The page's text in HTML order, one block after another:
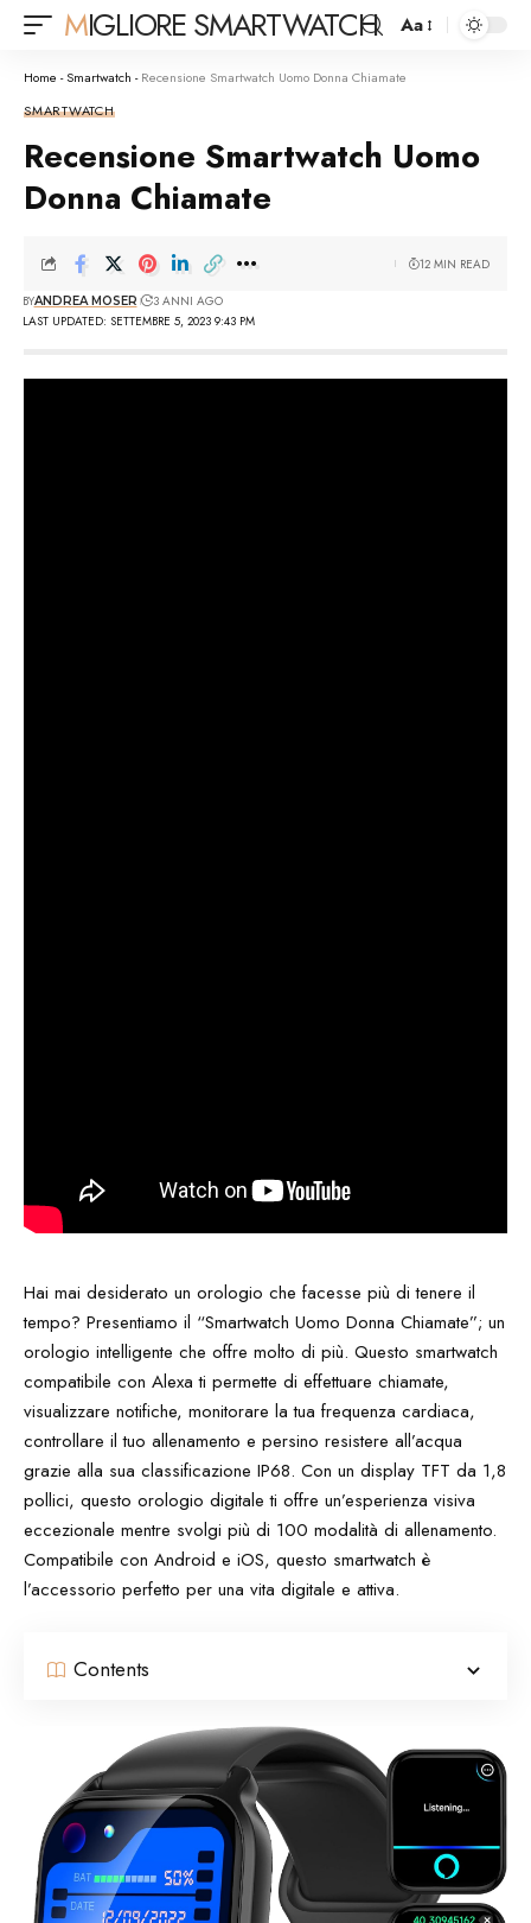
MIGLIORE SMARTWATCH
Font
Aa
Home -Smartwatch -Recensione Smartwatch Uomo Donna Chiamate
SMARTWATCH
Recensione Smartwatch Uomo
Donna Chiamate
LAST UPDATED: SETTEMBRE 5, 2023 9:43 PM
BYANDREA MOSER 3 ANNI AGO
12 MIN READ
Hai mai desiderato un orologio che facesse più di tenere il
tempo? Presentiamo il “Smartwatch Uomo Donna Chiamate”; un
orologio intelligente che offre molto di più. Questo smartwatch
compatibile con Alexa ti permette di effettuare chiamate,
visualizzare notifiche, monitorare la tua frequenza cardiaca,
controllare il tuo allenamento e persino resistere all’acqua
grazie alla sua classificazione IP68. Con un display TFT da 1,8
pollici, questo orologio digitale ti offre un’esperienza visiva
eccezionale mentre svolgi più di 100 modalità di allenamento.
Compatibile con Android e iOS, questo smartwatch è
l’accessorio perfetto per una vita digitale e attiva.
Contents